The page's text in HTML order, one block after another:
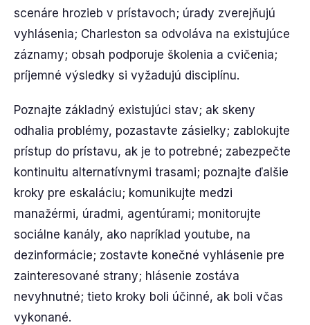
scenáre hrozieb v prístavoch; úrady zverejňujú
vyhlásenia; Charleston sa odvoláva na existujúce
záznamy; obsah podporuje školenia a cvičenia;
príjemné výsledky si vyžadujú disciplínu.
Poznajte základný existujúci stav; ak skeny
odhalia problémy, pozastavte zásielky; zablokujte
prístup do prístavu, ak je to potrebné; zabezpečte
kontinuitu alternatívnymi trasami; poznajte ďalšie
kroky pre eskaláciu; komunikujte medzi
manažérmi, úradmi, agentúrami; monitorujte
sociálne kanály, ako napríklad youtube, na
dezinformácie; zostavte konečné vyhlásenie pre
zainteresované strany; hlásenie zostáva
nevyhnutné; tieto kroky boli účinné, ak boli včas
vykonané.